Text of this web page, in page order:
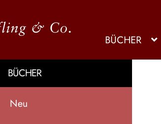
BÜCHER
BÜCHER
Neu